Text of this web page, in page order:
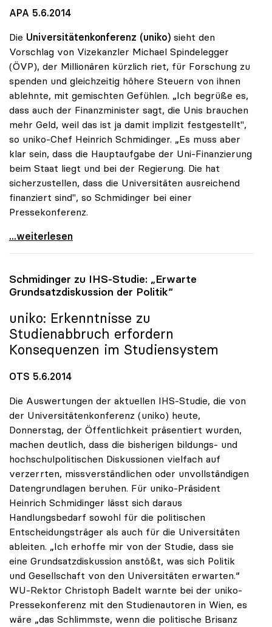
APA 5.6.2014
Die Universitätenkonferenz (uniko) sieht den
Vorschlag von Vizekanzler Michael Spindelegger
(ÖVP), der Millionären kürzlich riet, für Forschung zu
spenden und gleichzeitig höhere Steuern von ihnen
ablehnte, mit gemischten Gefühlen. „Ich begrüße es,
dass auch der Finanzminister sagt, die Unis brauchen
mehr Geld, weil das ist ja damit implizit festgestellt",
so uniko-Chef Heinrich Schmidinger. „Es muss aber
klar sein, dass die Hauptaufgabe der Uni-Finanzierung
beim Staat liegt und bei der Regierung. Die hat
sicherzustellen, dass die Universitäten ausreichend
finanziert sind", so Schmidinger bei einer
Pressekonferenz.
Rektoren sehen Staat hauptverantwortlich für
...weiterlesen
Schmidinger zu IHS-Studie: „Erwarte
Grundsatzdiskussion der Politik“
uniko: Erkenntnisse zu
Studienabbruch erfordern
Konsequenzen im Studiensystem
OTS 5.6.2014
Die Auswertungen der aktuellen IHS-Studie, die von
der Universitätenkonferenz (uniko) heute,
Donnerstag, der Öffentlichkeit präsentiert wurden,
machen deutlich, dass die bisherigen bildungs- und
hochschulpolitischen Diskussionen vielfach auf
verzerrten, missverständlichen oder unvollständigen
Datengrundlagen beruhen. Für uniko-Präsident
Heinrich Schmidinger lässt sich daraus
Handlungsbedarf sowohl für die politischen
Entscheidungsträger als auch für die Universitäten
ableiten. „Ich erhoffe mir von der Studie, dass sie
eine Grundsatzdiskussion anstößt, was sich Politik
und Gesellschaft von den Universitäten erwarten.“
WU-Rektor Christoph Badelt warnte bei der uniko-
Pressekonferenz mit den Studienautoren in Wien, es
wäre „das Schlimmste, wenn die politische Brisanz